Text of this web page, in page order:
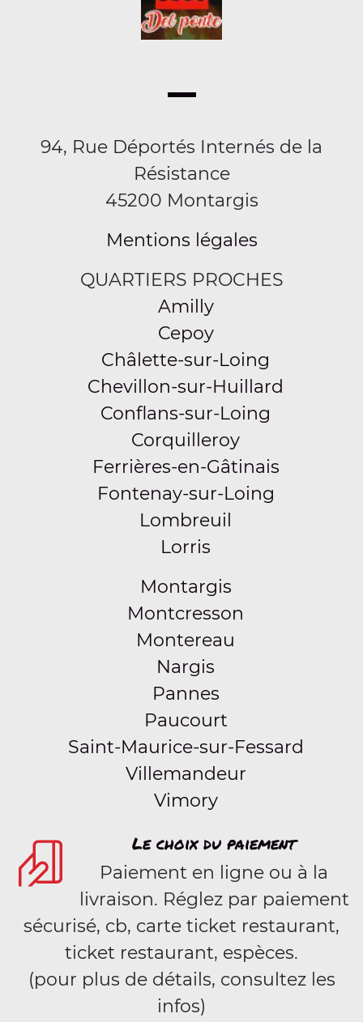
94, Rue Déportés Internés de la
Résistance
45200 Montargis
Mentions légales
QUARTIERS PROCHES
Amilly
Cepoy
Châlette-sur-Loing
Chevillon-sur-Huillard
Conflans-sur-Loing
Corquilleroy
Ferrières-en-Gâtinais
Fontenay-sur-Loing
Lombreuil
Lorris
Montargis
Montcresson
Montereau
Nargis
Pannes
Paucourt
Saint-Maurice-sur-Fessard
Villemandeur
Vimory
Le choix du paiement
Paiement en ligne ou à la
livraison. Réglez par paiement
sécurisé, cb, carte ticket restaurant,
ticket restaurant, espèces.
(pour plus de détails, consultez les
infos)